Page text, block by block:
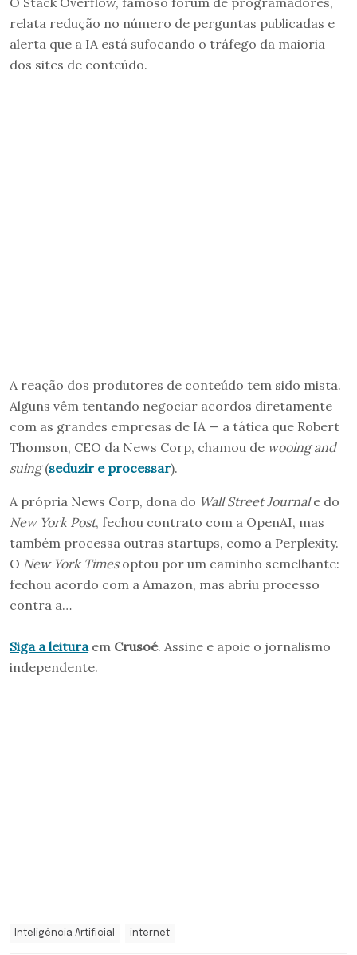
relata redução no número de perguntas publicadas e
alerta que a IA está sufocando o tráfego da maioria
dos sites de conteúdo.
A reação dos produtores de conteúdo tem sido mista.
Alguns vêm tentando negociar acordos diretamente
com as grandes empresas de IA — a tática que Robert
Thomson, CEO da News Corp, chamou de wooing and
suing(seduzir e processar).
A própria News Corp, dona do Wall Street Journale do
New York Post, fechou contrato com a OpenAI, mas
também processa outras startups, como a Perplexity.
O New York Timesoptou por um caminho semelhante:
fechou acordo com a Amazon, mas abriu processo
contra a…
Siga a leituraem Crusoé. Assine e apoie o jornalismo
independente.
Inteligência Artificial internet